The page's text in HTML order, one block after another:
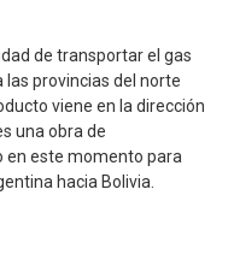
de transportar el gas
provincias del norte
viene en la dirección
una obra de
en este momento para
hacia Bolivia.